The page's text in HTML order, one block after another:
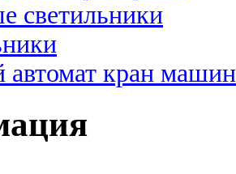
светильники
автомат кран